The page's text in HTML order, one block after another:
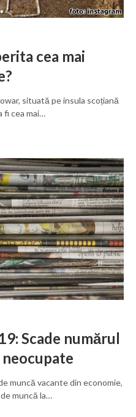
cea mai
situată pe insula scoțiană
fi cea mai…
Scade numărul
muncă vacante din economie,
muncă la…